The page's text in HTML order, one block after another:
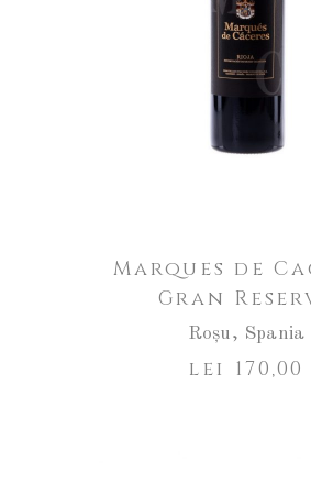
Marques de
Gran
Roșu, Spania
lei 170,00